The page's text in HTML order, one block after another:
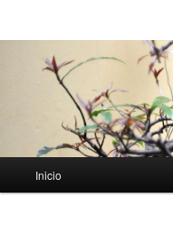
principal
Inicio